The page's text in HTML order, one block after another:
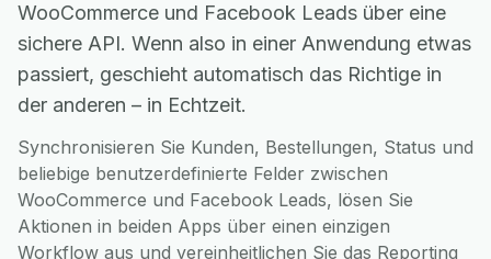
WooCommerce und Facebook Leads über eine
sichere API. Wenn also in einer Anwendung etwas
passiert, geschieht automatisch das Richtige in
der anderen – in Echtzeit.
Synchronisieren Sie Kunden, Bestellungen, Status und
beliebige benutzerdefinierte Felder zwischen
WooCommerce und Facebook Leads, lösen Sie
Aktionen in beiden Apps über einen einzigen
Workflow aus und vereinheitlichen Sie das Reporting